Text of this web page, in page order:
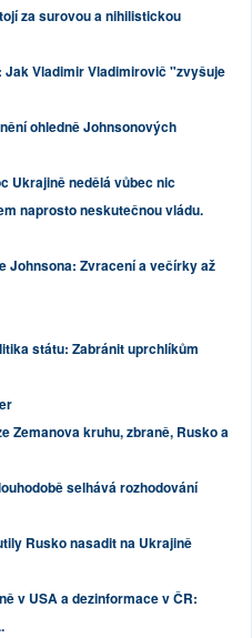
za surovou a nihilistickou
Jak Vladimir Vladimirovič "zvyšuje
ohledně Johnsonových
Ukrajině nedělá vůbec nic
naprosto neskutečnou vládu.
Johnsona: Zvracení a večírky až
státu: Zabránit uprchlíkům
Zemanova kruhu, zbraně, Rusko a
selhává rozhodování
Rusko nasadit na Ukrajině
v USA a dezinformace v ČR: